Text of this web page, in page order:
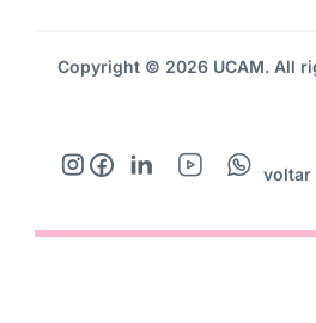
Copyright © 2026 UCAM. All
voltar